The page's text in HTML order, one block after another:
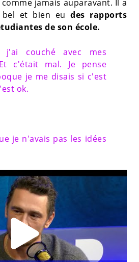
comme jamais auparavant. Il a
et bien eu des rapports
de son école.
j'ai couché avec mes
c'était mal. Je pense
je me disais si c'est
ok.
je n'avais pas les idées